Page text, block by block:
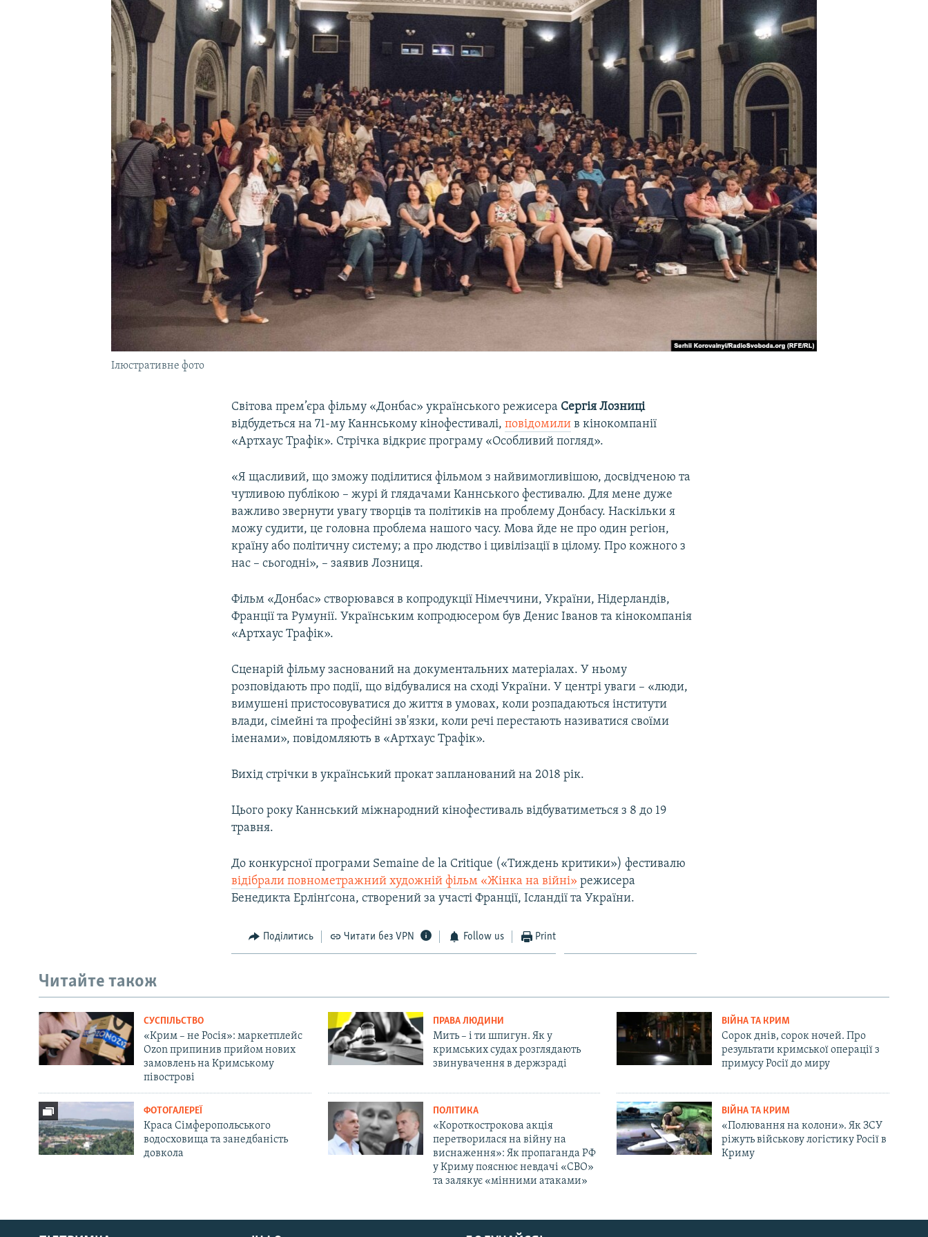
УКРАЇНСЬКА ПРОБЛЕМА КРИМУ
Русский
Ілюстративне фото
Світова прем’єра фільму «Донбас» українського режисера Сергія Лозниці
відбудеться на 71-му Каннському кінофестивалі,повідомили в кінокомпанії
«Артхаус Трафік». Стрічка відкриє програму «Особливий погляд».
«Я щасливий, що зможу поділитися фільмом з найвимогливішою, досвідченою та
чутливою публікою – журі й глядачами Каннського фестивалю. Для мене дуже
важливо звернути увагу творців та політиків на проблему Донбасу. Наскільки я
можу судити, це головна проблема нашого часу. Мова йде не про один регіон,
країну або політичну систему; а про людство і цивілізації в цілому. Про кожного з
нас – сьогодні», – заявив Лозниця.
Фільм «Донбас» створювався в копродукції Німеччини, України, Нідерландів,
Франції та Румунії. Українським копродюсером був Денис Іванов та кінокомпанія
«Артхаус Трафік».
Сценарій фільму заснований на документальних матеріалах. У ньому
розповідають про події, що відбувалися на сході України. У центрі уваги – «люди,
вимушені пристосовуватися до життя в умовах, коли розпадаються інститути
влади, сімейні та професійні зв'язки, коли речі перестають називатися своїми
іменами», повідомляють в «Артхаус Трафік».
Вихід стрічки в український прокат запланований на 2018 рік.
Цього року Каннський міжнародний кінофестиваль відбуватиметься з 8 до 19
травня.
До конкурсної програми Semaine de la Critique («Тиждень критики») фестивалю
відібрали повнометражний художній фільм «Жінка на війні» режисера
Бенедикта Ерлінґсона, створений за участі Франції, Ісландії та України.
Поділитись Читати без VPN Follow us Print
Читайте також
СУСПІЛЬСТВО
«Крим – не Росія»: маркетплейс
Ozon припинив прийом нових
замовлень на Кримському
півострові
ПРАВА ЛЮДИНИ
Мить – і ти шпигун. Як у
кримських судах розглядають
звинувачення в держзраді
ВІЙНА ТА КРИМ
Сорок днів, сорок ночей. Про
результати кримської операції з
примусу Росії до миру
ФОТОГАЛЕРЕЇ
Краса Сімферопольського
водосховища та занедбаність
довкола
ПОЛІТИКА
«Короткострокова акція
перетворилася на війну на
виснаження»: Як пропаганда РФ
у Криму пояснює невдачі «СВО»
та залякує «мінними атаками»
ВІЙНА ТА КРИМ
«Полювання на колони». Як ЗСУ
ріжуть військову логістику Росії в
Криму